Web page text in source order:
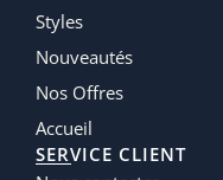
Styles
Nouveautés
Nos Offres
Accueil
SERVICE CLIENT